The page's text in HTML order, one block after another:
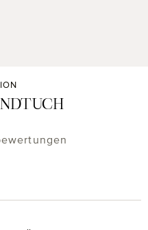
von 5 Sternen